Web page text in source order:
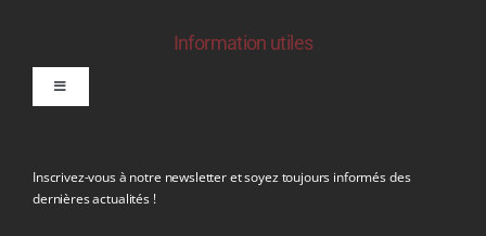
Information utiles
Toggle
Inscrivez-vous à notre newsletter et soyez toujours informés des
dernières actualités !